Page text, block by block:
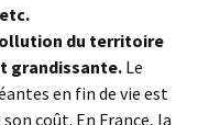
du territoire
grandissante. Le
en fin de vie est
coût. En France, la